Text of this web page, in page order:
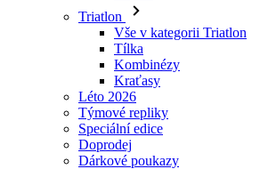
Triatlon
Vše v kategorii Triatlon
Tílka
Kombinézy
Kraťasy
Léto 2026
Týmové repliky
Speciální edice
Doprodej
Dárkové poukazy